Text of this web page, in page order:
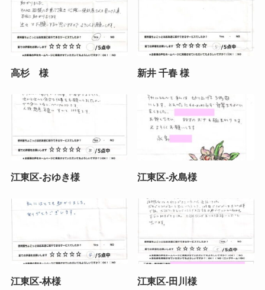
高杉 様 新井 千春 様
江東区-おゆき様 江東区-永島様
江東区-林様 江東区-田川様